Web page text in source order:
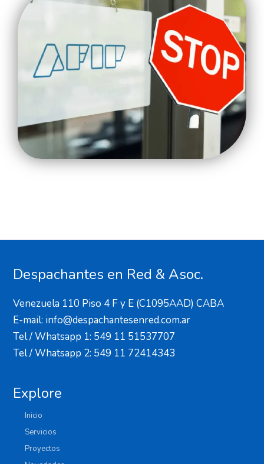
Despachantes en Red & Asoc.
Venezuela 110 Piso 4 F y E (C1095AAD) CABA
E-mail: info@despachantesenred.com.ar
Tel / Whatsapp 1: 549 11 51537707
Tel / Whatsapp 2: 549 11 72414343
Explore
Inicio
Servicios
Proyectos